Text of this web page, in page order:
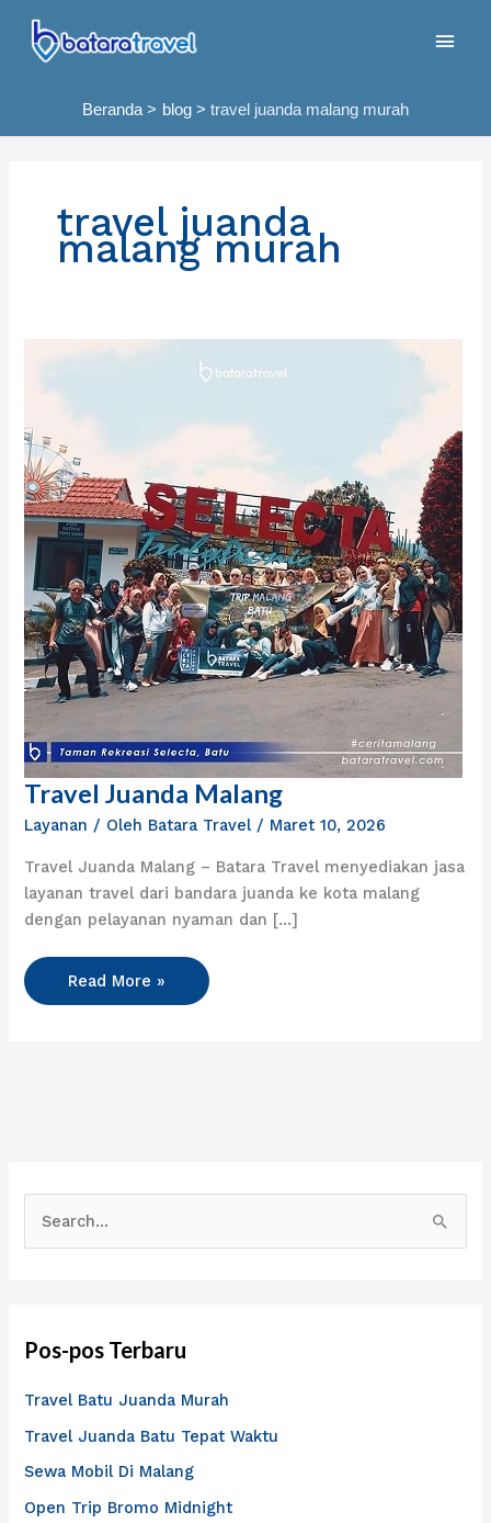
konten
Beranda blog travel juanda malang murah
travel juanda
malang murah
Travel Juanda Malang
Layanan / Oleh Batara Travel / Maret 10, 2026
Travel Juanda Malang – Batara Travel menyediakan jasa
layanan travel dari bandara juanda ke kota malang
dengan pelayanan nyaman dan […]
Travel
Juanda
Read More »
u
u
k
:
Pos-pos Terbaru
Travel Batu Juanda Murah
Travel Juanda Batu Tepat Waktu
Sewa Mobil Di Malang
Open Trip Bromo Midnight